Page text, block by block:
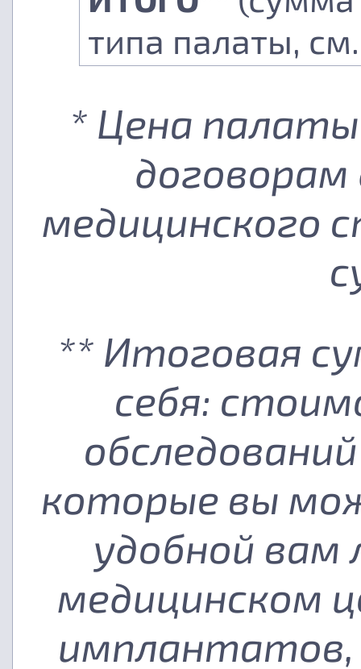
типа палаты,
* Цена
договорам
медицинского
** Итоговая
себя:
которые вы
удобной вам
медицинском